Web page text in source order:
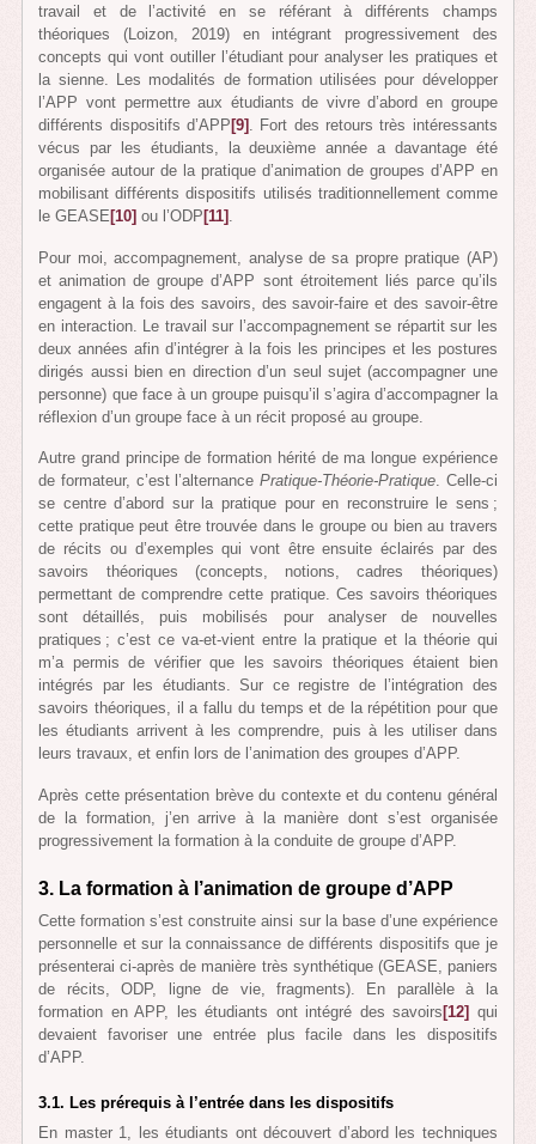
travail et de l’activité en se référant à différents champs
théoriques (Loizon, 2019) en intégrant progressivement des
concepts qui vont outiller l’étudiant pour analyser les pratiques et
la sienne. Les modalités de formation utilisées pour développer
l’APP vont permettre aux étudiants de vivre d’abord en groupe
différents dispositifs d’APP [9]
. Fort des retours très intéressants
vécus par les étudiants, la deuxième année a davantage été
organisée autour de la pratique d’animation de groupes d’APP en
mobilisant différents dispositifs utilisés traditionnellement comme
le GEASE [10] ou l’ODP [11]
Pour moi, accompagnement, analyse de sa propre pratique (AP)
et animation de groupe d’APP sont étroitement liés parce qu’ils
engagent à la fois des savoirs, des savoir-faire et des savoir-être
en interaction. Le travail sur l’accompagnement se répartit sur les
deux années afin d’intégrer à la fois les principes et les postures
dirigés aussi bien en direction d’un seul sujet (accompagner une
personne) que face à un groupe puisqu’il s’agira d’accompagner la
réflexion d’un groupe face à un récit proposé au groupe.
Autre grand principe de formation hérité de ma longue expérience
de formateur, c’est l’alternance Pratique-Théorie-Pratique. Celle-ci
se centre d’abord sur la pratique pour en reconstruire le sens ;
cette pratique peut être trouvée dans le groupe ou bien au travers
de récits ou d’exemples qui vont être ensuite éclairés par des
savoirs théoriques (concepts, notions, cadres théoriques)
permettant de comprendre cette pratique. Ces savoirs théoriques
sont détaillés, puis mobilisés pour analyser de nouvelles
pratiques ; c’est ce va-et-vient entre la pratique et la théorie qui
m’a permis de vérifier que les savoirs théoriques étaient bien
intégrés par les étudiants. Sur ce registre de l’intégration des
savoirs théoriques, il a fallu du temps et de la répétition pour que
les étudiants arrivent à les comprendre, puis à les utiliser dans
leurs travaux, et enfin lors de l’animation des groupes d’APP.
Après cette présentation brève du contexte et du contenu général
de la formation, j’en arrive à la manière dont s’est organisée
progressivement la formation à la conduite de groupe d’APP.
3. La formation à l’animation de groupe d’APP
Cette formation s’est construite ainsi sur la base d’une expérience
personnelle et sur la connaissance de différents dispositifs que je
présenterai ci-après de manière très synthétique (GEASE, paniers
de récits, ODP, ligne de vie, fragments). En parallèle à la
formation en APP, les étudiants ont intégré des savoirs [12] qui
devaient favoriser une entrée plus facile dans les dispositifs
d’APP.
3.1. Les prérequis à l’entrée dans les dispositifs
En master 1, les étudiants ont découvert d’abord les techniques